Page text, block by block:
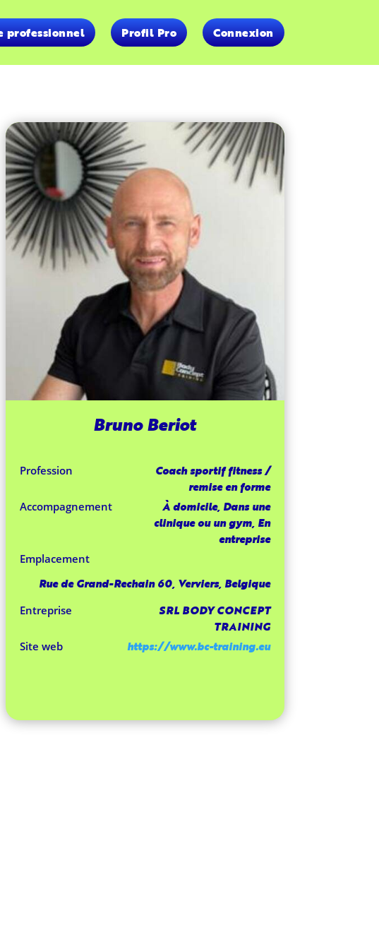
professionnel Profil Pro Connexion
Bruno Beriot
Profession
Coach sportif fitness /
remise en forme
Accompagnement
À domicile, Dans une
clinique ou un gym, En
entreprise
Emplacement
Rue de Grand-Rechain 60, Verviers, Belgique
Entreprise
SRL BODY CONCEPT
TRAINING
Site web https://www.bc-training.eu